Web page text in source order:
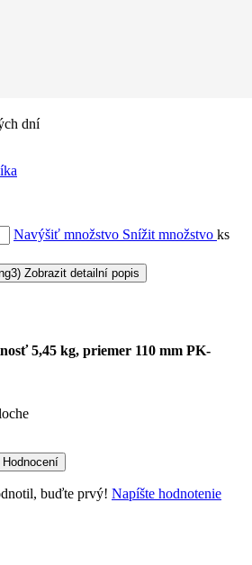
dní
Navýšiť množstvo Snížit množstvo ks
Zobrazit detailní popis
5,45 kg, priemer 110 mm PK-
buďte prvý! Napíšte hodnotenie